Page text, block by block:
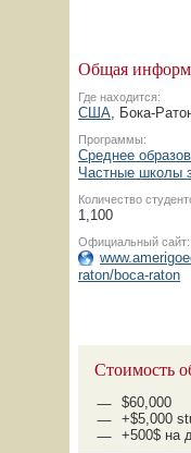
Общая
Где находится:
США, Бока-
Программы:
Среднее
Частные школы
Количество
1,100
Официальный сайт:
raton/boca-raton
Стоимость
$60,000
+$5,000
+500$ на